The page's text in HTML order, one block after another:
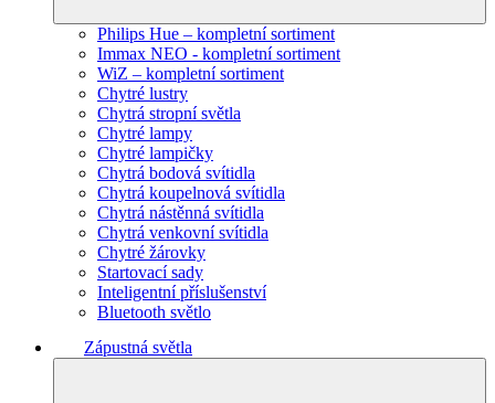
Philips Hue – kompletní sortiment
Immax NEO - kompletní sortiment
WiZ – kompletní sortiment
Chytré lustry
Chytrá stropní světla
Chytré lampy
Chytré lampičky
Chytrá bodová svítidla
Chytrá koupelnová svítidla
Chytrá nástěnná svítidla
Chytrá venkovní svítidla
Chytré žárovky
Startovací sady
Inteligentní příslušenství
Bluetooth světlo
Zápustná světla